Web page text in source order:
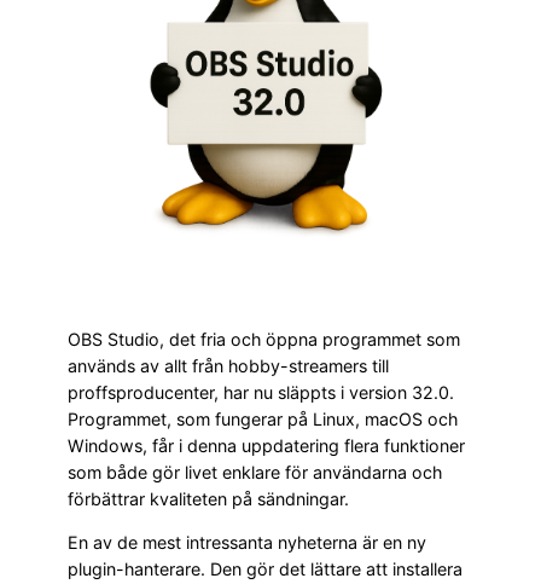
OBS Studio, det fria och öppna programmet som
används av allt från hobby-streamers till
proffsproducenter, har nu släppts i version 32.0.
Programmet, som fungerar på Linux, macOS och
Windows, får i denna uppdatering flera funktioner
som både gör livet enklare för användarna och
förbättrar kvaliteten på sändningar.
En av de mest intressanta nyheterna är en ny
plugin-hanterare. Den gör det lättare att installera